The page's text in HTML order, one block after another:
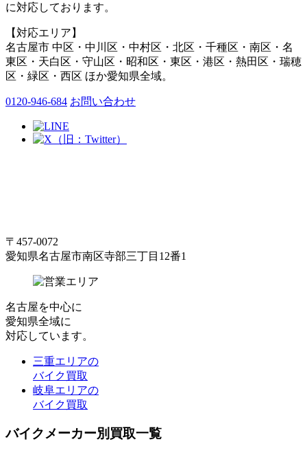
に対応しております。
【対応エリア】
名古屋市 中区・中川区・中村区・北区・千種区・南区・名
東区・天白区・守山区・昭和区・東区・港区・熱田区・瑞穂
区・緑区・西区 ほか愛知県全域。
0120-946-684 お問い合わせ
〒457-0072
愛知県名古屋市南区寺部三丁目12番1
名古屋を中心に
愛知県全域に
対応しています。
三重エリアの
バイク買取
岐阜エリアの
バイク買取
バイクメーカー別買取一覧